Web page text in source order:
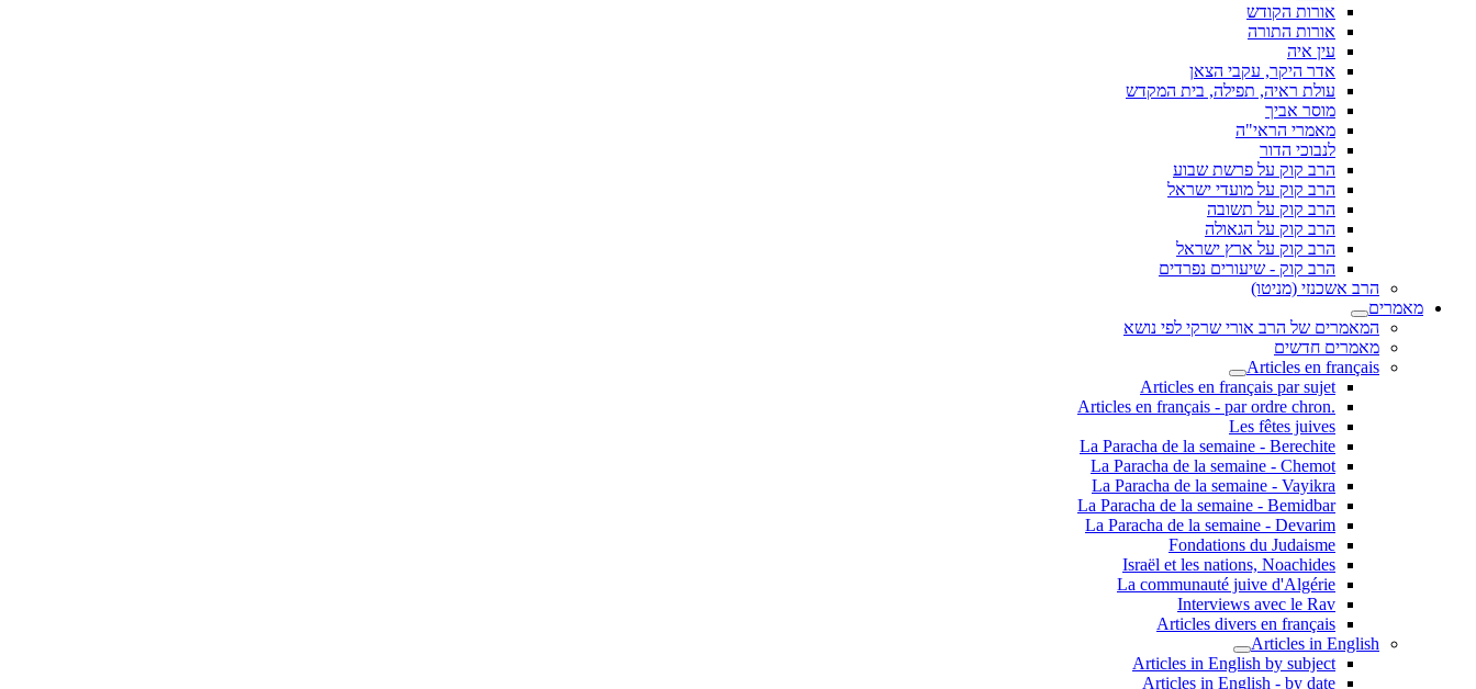
אורות הקודש
אורות התורה
עין איה
אדר היקר, עקבי הצאן
עולת ראיה, תפילה, בית המקדש
מוסר אביך
מאמרי הראי"ה
לנבוכי הדור
הרב קוק על פרשת שבוע
הרב קוק על מועדי ישראל
הרב קוק על תשובה
הרב קוק על הגאולה
הרב קוק על ארץ ישראל
הרב קוק - שיעורים נפרדים
הרב אשכנזי (מניטו)
מאמרים
המאמרים של הרב אורי שרקי לפי נושא
מאמרים חדשים
Articles en français
Articles en français par sujet
.Articles en français - par ordre chron
Les fêtes juives
La Paracha de la semaine - Berechite
La Paracha de la semaine - Chemot
La Paracha de la semaine - Vayikra
La Paracha de la semaine - Bemidbar
La Paracha de la semaine - Devarim
Fondations du Judaisme
Israël et les nations, Noachides
La communauté juive d'Algérie
Interviews avec le Rav
Articles divers en français
Articles in English
Articles in English by subject
Articles in English - by date